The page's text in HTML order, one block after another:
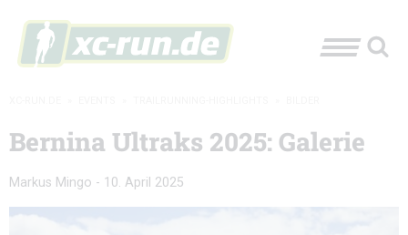
Bernina Ultraks 2025: Galerie
Markus Mingo - 10. April 2025